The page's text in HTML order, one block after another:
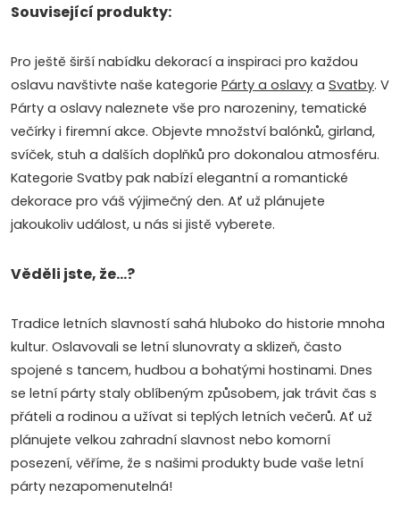
v
l
á
d
a
c
i
e
r
v
k
y
v
Související produkty:
Pro ještě širší nabídku dekorací a inspiraci pro každou
oslavu navštivte naše kategorie Párty a oslavy a Svatby. V
Párty a oslavy naleznete vše pro narozeniny, tematické
večírky i firemní akce. Objevte množství balónků, girland,
svíček, stuh a dalších doplňků pro dokonalou atmosféru.
Kategorie Svatby pak nabízí elegantní a romantické
dekorace pro váš výjimečný den. Ať už plánujete
jakoukoliv událost, u nás si jistě vyberete.
Věděli jste, že...?
Tradice letních slavností sahá hluboko do historie mnoha
kultur. Oslavovali se letní slunovraty a sklizeň, často
spojené s tancem, hudbou a bohatými hostinami. Dnes
se letní párty staly oblíbeným způsobem, jak trávit čas s
přáteli a rodinou a užívat si teplých letních večerů. Ať už
plánujete velkou zahradní slavnost nebo komorní
posezení, věříme, že s našimi produkty bude vaše letní
párty nezapomenutelná!